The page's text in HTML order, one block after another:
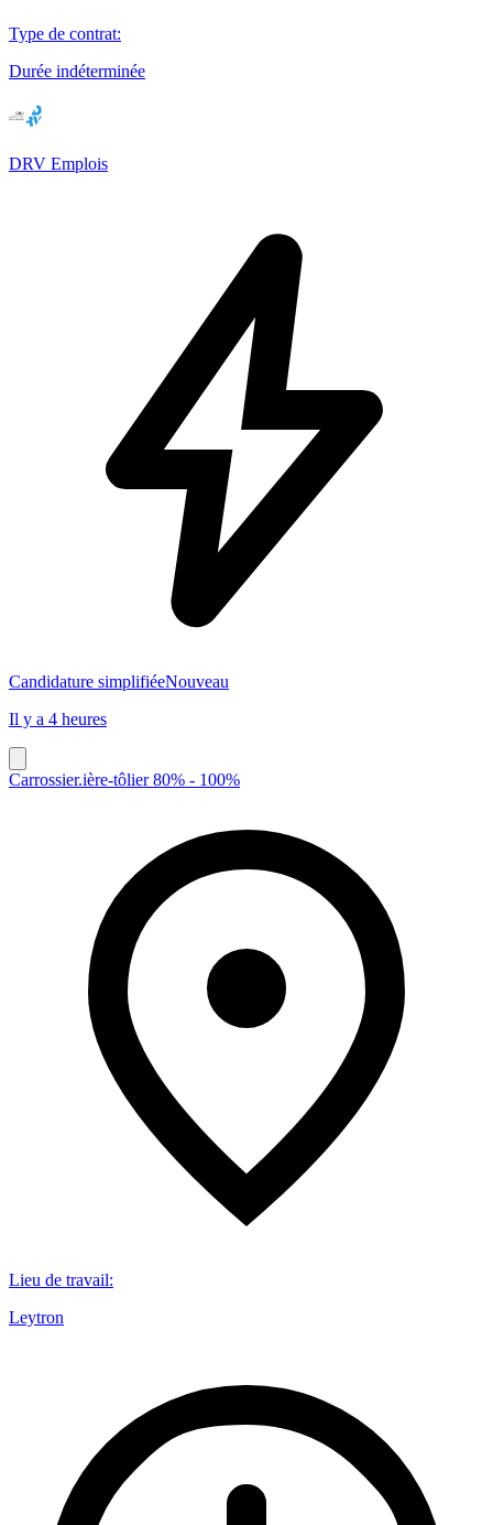
Type de contrat:
Durée indéterminée
DRV Emplois
Candidature simplifiéeNouveau
Il y a 4 heures
Carrossier.ière-tôlier 80% - 100%
Lieu de travail:
Leytron